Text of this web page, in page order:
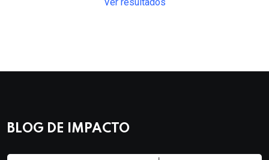
BLOG DE IMPACTO